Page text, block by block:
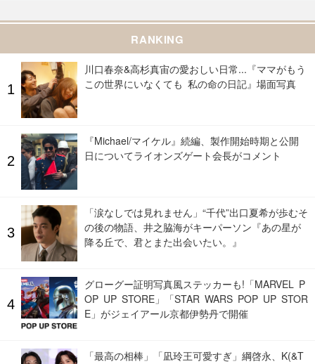
RANKING
川口春奈&高杉真宙の愛おしい日常...『ママがもう
この世界にいなくても 私の命の日記』場面写真
『Michael/マイケル』続編、製作開始時期と公開
日についてライオンズゲート会長がコメント
「涙なしでは見れません」“千代”出口夏希が歩むそ
の後の物語、井之脇海がキーパーソン『あの星が
降る丘で、君とまた出会いたい。』
グローグー証明写真風ステッカーも!「MARVEL P
OP UP STORE」「STAR WARS POP UP STOR
E」がジェイアール京都伊勢丹で開催
「最高の相棒」「凪玲王可愛すぎ」綱啓永、K(&T